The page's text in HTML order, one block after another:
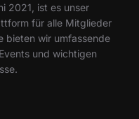
2021, ist es unser
für alle Mitglieder
bieten wir umfassende
und wichtigen